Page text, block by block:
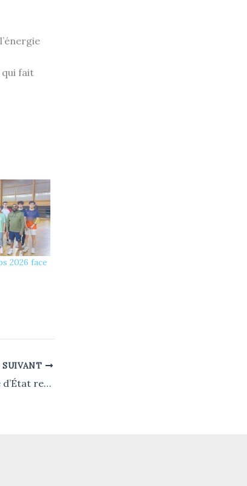
qui fait
2026 face
SUIVANT
Un entraîneur diplômé d’État rejoint le club à partir de janvier